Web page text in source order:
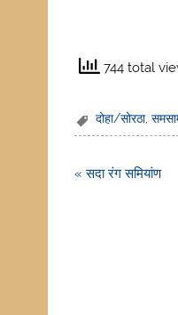
744 total
दोहा/सोरठा,
Post
« सदा रंग समियांण